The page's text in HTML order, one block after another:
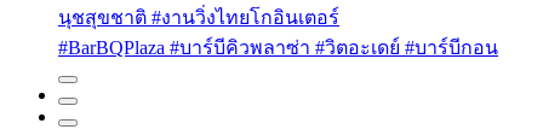
นุชสุขชาติ #งานวิ่งไทยโกอินเตอร์
#BarBQPlaza #บาร์บีคิวพลาซ่า #วิตอะเดย์ #บาร์บีกอน